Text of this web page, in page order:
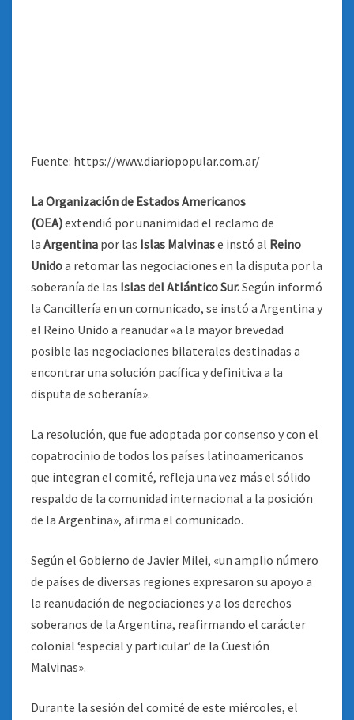
Fuente: https://www.diariopopular.com.ar/
La Organización de Estados Americanos
(OEA)extendió por unanimidad el reclamo de
la Argentina por las Islas Malvinase instó al Reino
Unidoa retomar las negociaciones en la disputa por la
soberanía de las Islas del Atlántico Sur.Según informó
la Cancillería en un comunicado, se instó a Argentina y
el Reino Unido a reanudar «a la mayor brevedad
posible las negociaciones bilaterales destinadas a
encontrar una solución pacífica y definitiva a la
disputa de soberanía».
La resolución, que fue adoptada por consenso y con el
copatrocinio de todos los países latinoamericanos
que integran el comité, refleja una vez más el sólido
respaldo de la comunidad internacional a la posición
de la Argentina», afirma el comunicado.
Según el Gobierno de Javier Milei, «un amplio número
de países de diversas regiones expresaron su apoyo a
la reanudación de negociaciones y a los derechos
soberanos de la Argentina, reafirmando el carácter
colonial ‘especial y particular’ de la Cuestión
Malvinas».
Durante la sesión del comité de este miércoles, el